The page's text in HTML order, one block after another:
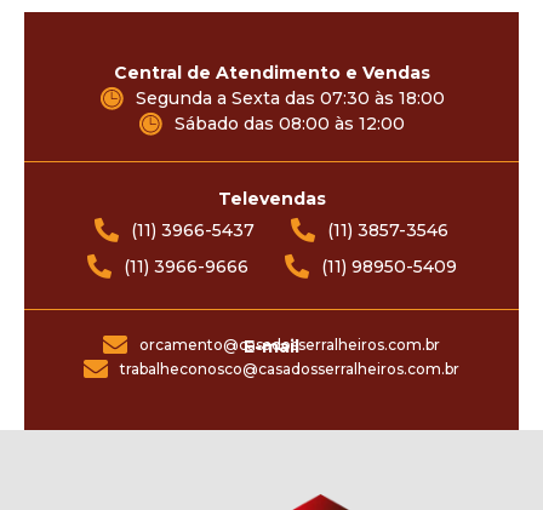
Central de Atendimento e Vendas
Segunda a Sexta das 07:30 às 18:00
Sábado das 08:00 às 12:00
Televendas
(11) 3966-5437
(11) 3857-3546
(11) 3966-9666
(11) 98950-5409
E-mail
orcamento@casadosserralheiros.com.br
trabalheconosco@casadosserralheiros.com.br